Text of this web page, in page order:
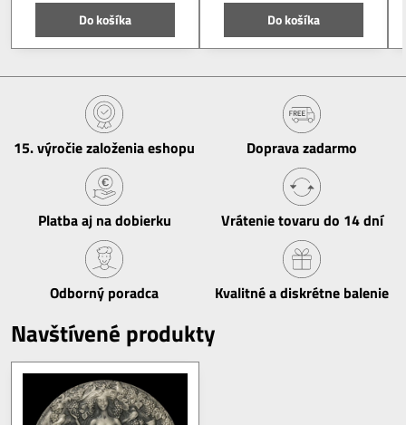
Do košíka Do košíka
15​. výročie založenia eshopu Doprava zadarmo
Platba aj na dobierku Vrátenie tovaru do 14 dní
Odborný poradca Kvalitné a diskrétne balenie
Navštívené produkty